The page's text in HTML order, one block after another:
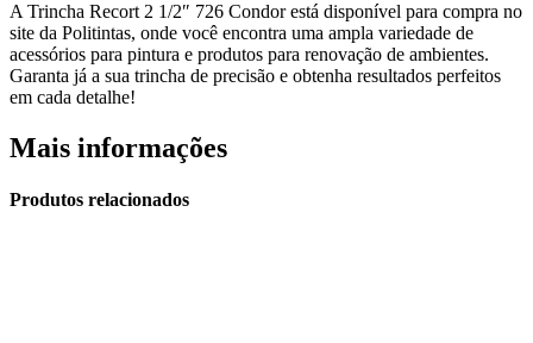
A Trincha Recort 2 1/2″ 726 Condor está disponível para compra no
site da Politintas, onde você encontra uma ampla variedade de
acessórios para pintura e produtos para renovação de ambientes.
Garanta já a sua trincha de precisão e obtenha resultados perfeitos
em cada detalhe!
Mais informações
Produtos relacionados